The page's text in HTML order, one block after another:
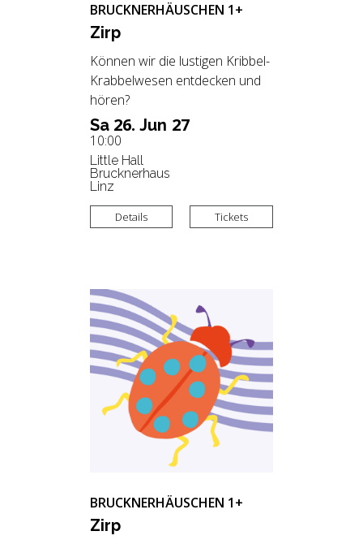
Sa 26. Jun 27
10:00
Little Hall
Brucknerhaus
Linz
BRUCKNERHÄUSCHEN 1+
Zirp
Können wir die lustigen Kribbel-
Krabbelwesen entdecken und
hören?
Details Tickets
BRUCKNERHÄUSCHEN 1+
Zirp